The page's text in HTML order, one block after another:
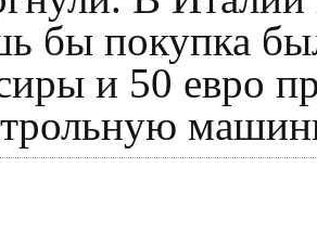
бы покупка
и 50 евро